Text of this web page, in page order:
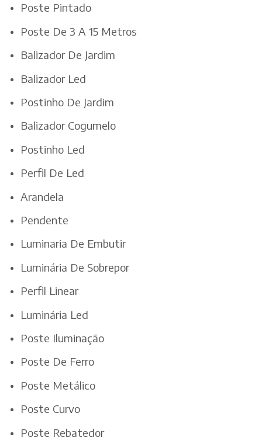
Poste Pintado
Poste De 3 A 15 Metros
Balizador De Jardim
Balizador Led
Postinho De Jardim
Balizador Cogumelo
Postinho Led
Perfil De Led
Arandela
Pendente
Luminaria De Embutir
Luminária De Sobrepor
Perfil Linear
Luminária Led
Poste Iluminação
Poste De Ferro
Poste Metálico
Poste Curvo
Poste Rebatedor